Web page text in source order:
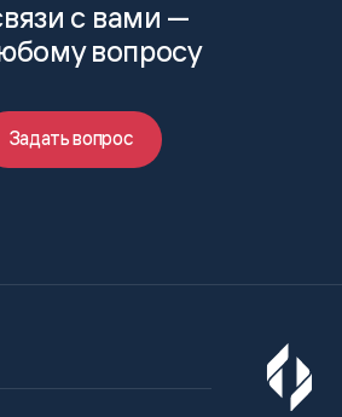
с вами —
вопросу
Задать вопрос